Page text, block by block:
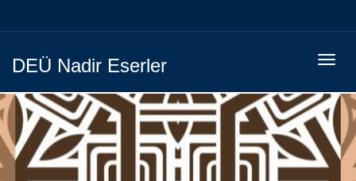
DEÜ Nadir Eserler